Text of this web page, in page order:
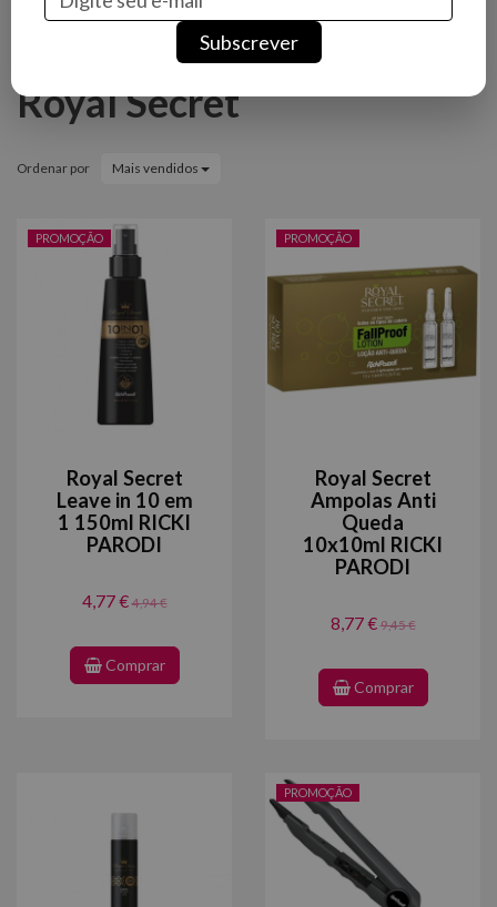
Royal Secret
Ordenar por Mais vendidos
PROMOÇÃO
Royal Secret
Leave in 10 em
1 150ml RICKI
PARODI
4,77 €4,94 €
Comprar
PROMOÇÃO
Royal Secret
Ampolas Anti
Queda
10x10ml RICKI
PARODI
8,77 €9,45 €
Comprar
PROMOÇÃO
Subscrever